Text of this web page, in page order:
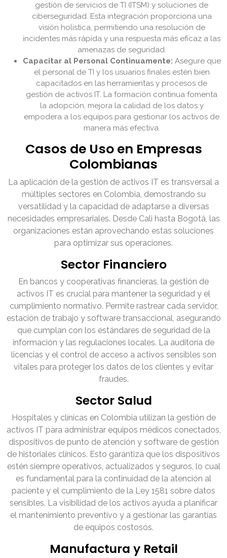
gestión de servicios de TI (ITSM) y soluciones de
ciberseguridad. Esta integración proporciona una
visión holística, permitiendo una resolución de
incidentes más rápida y una respuesta más eficaz a las
amenazas de seguridad.
Capacitar al Personal Continuamente: Asegure que
el personal de TI y los usuarios finales estén bien
capacitados en las herramientas y procesos de
gestión de activos IT. La formación continua fomenta
la adopción, mejora la calidad de los datos y
empodera a los equipos para gestionar los activos de
manera más efectiva.
Casos de Uso en Empresas
Colombianas
La aplicación de la gestión de activos IT es transversal a
múltiples sectores en Colombia, demostrando su
versatilidad y la capacidad de adaptarse a diversas
necesidades empresariales. Desde Cali hasta Bogotá, las
organizaciones están aprovechando estas soluciones
para optimizar sus operaciones.
Sector Financiero
En bancos y cooperativas financieras, la gestión de
activos IT es crucial para mantener la seguridad y el
cumplimiento normativo. Permite rastrear cada servidor,
estación de trabajo y software transaccional, asegurando
que cumplan con los estándares de seguridad de la
información y las regulaciones locales. La auditoría de
licencias y el control de acceso a activos sensibles son
vitales para proteger los datos de los clientes y evitar
fraudes.
Sector Salud
Hospitales y clínicas en Colombia utilizan la gestión de
activos IT para administrar equipos médicos conectados,
dispositivos de punto de atención y software de gestión
de historiales clínicos. Esto garantiza que los dispositivos
estén siempre operativos, actualizados y seguros, lo cual
es fundamental para la continuidad de la atención al
paciente y el cumplimiento de la Ley 1581 sobre datos
sensibles. La visibilidad de los activos ayuda a planificar
el mantenimiento preventivo y a gestionar las garantías
de equipos costosos.
Manufactura y Retail